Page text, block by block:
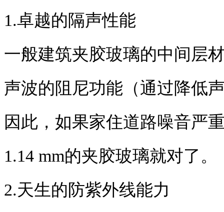
1.卓越的隔声性能
一般建筑夹胶玻璃的中间层
声波的阻尼功能（通过降低
因此，如果家住道路噪音严
1.14 mm的夹胶玻璃就对了。
2.天生的防紫外线能力